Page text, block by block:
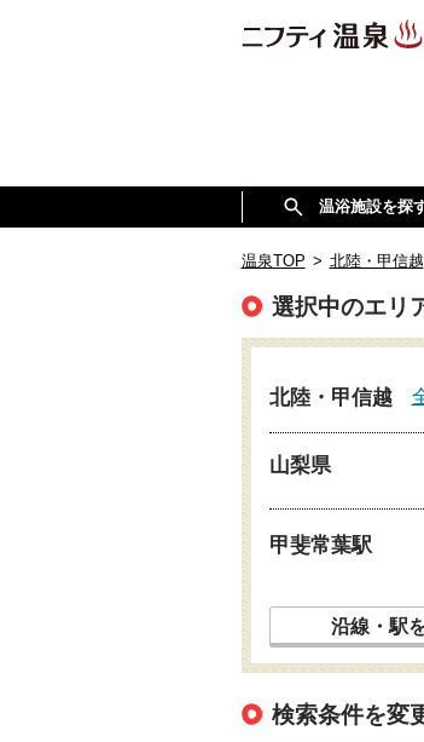
温浴施設を探
温泉TOP > 北陸・甲信越
選択中のエリ
北陸・甲信越
山梨県
甲斐常葉駅
沿線・駅
検索条件を変